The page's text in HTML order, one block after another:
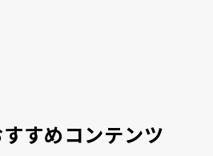
すめコンテンツ